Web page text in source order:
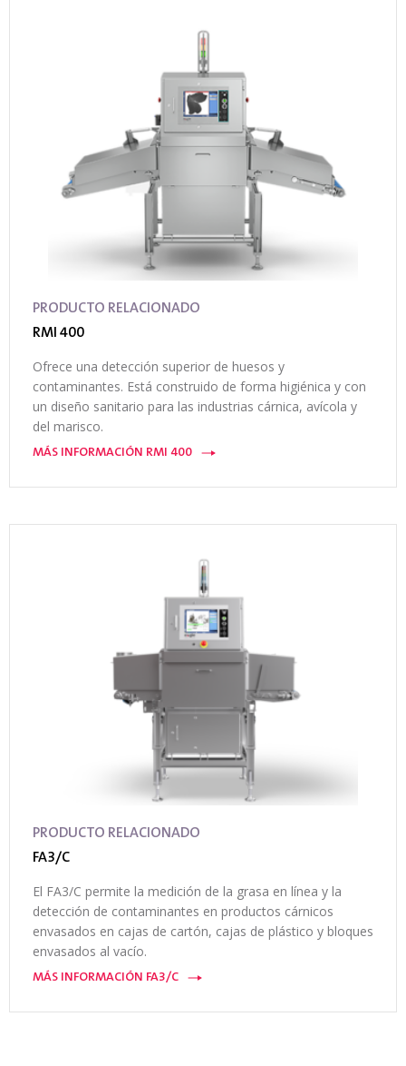
PRODUCTO RELACIONADO
RMI 400
Ofrece una detección superior de huesos y
contaminantes. Está construido de forma higiénica y con
un diseño sanitario para las industrias cárnica, avícola y
del marisco.
MÁS INFORMACIÓN RMI 400
PRODUCTO RELACIONADO
FA3/C
El FA3/C permite la medición de la grasa en línea y la
detección de contaminantes en productos cárnicos
envasados en cajas de cartón, cajas de plástico y bloques
envasados al vacío.
MÁS INFORMACIÓN FA3/C